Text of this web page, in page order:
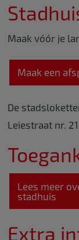
Maak vóór je
Maak een
De
Leiestraat nr.
Lees meer
stadhuis
Extra